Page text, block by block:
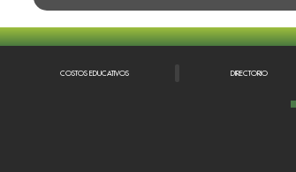
COSTOS EDUCATIVOS DIRECTORIO